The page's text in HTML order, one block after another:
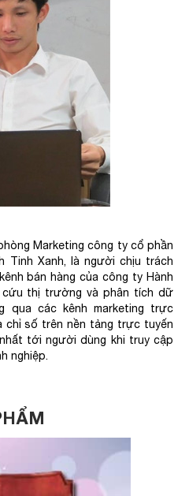
Marketing công ty cổ phần
Tinh Xanh, là người chịu trách
bán hàng của công ty Hành
cứu thị trường và phân tích dữ
qua các kênh marketing trực
chỉ số trên nền tảng trực tuyến
tới người dùng khi truy cập
nghiệp.